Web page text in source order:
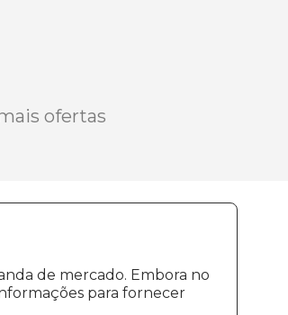
ofertas
de mercado. Embora no
para fornecer